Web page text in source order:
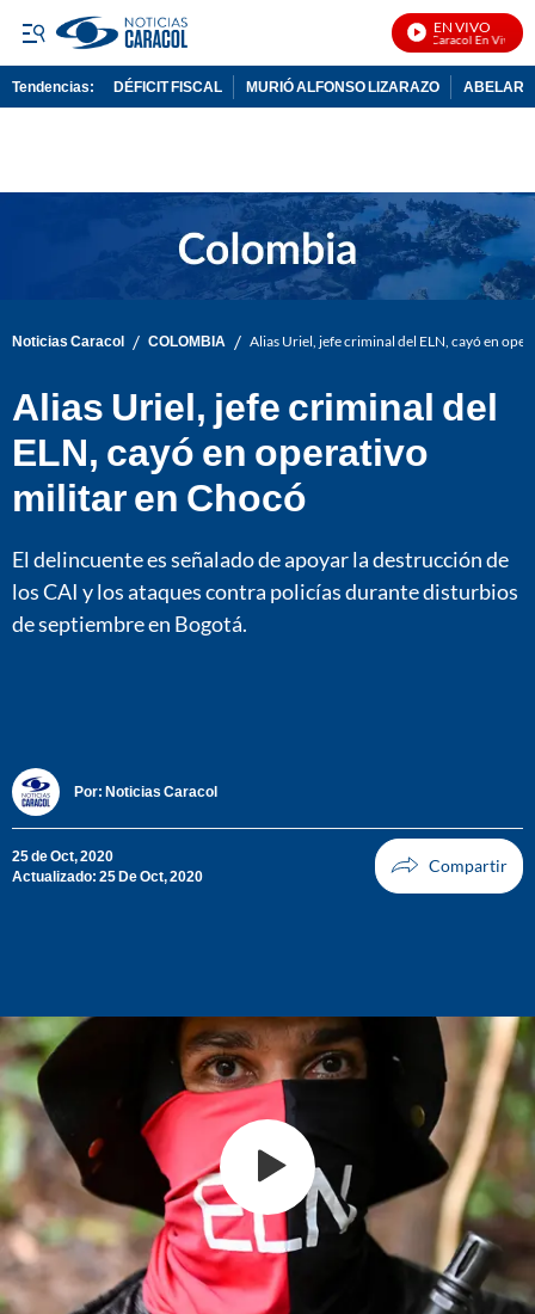
EN VIVO
Noticias Caracol En Vivo
Tendencias: DÉFICIT FISCAL MURIÓ ALFONSO LIZARAZO
Noticias Caracol / COLOMBIA / Alias Uriel, jefe criminal del ELN, cayó en
Alias Uriel, jefe criminal del
ELN, cayó en operativo
militar en Chocó
El delincuente es señalado de apoyar la destrucción de
los CAI y los ataques contra policías durante disturbios
de septiembre en Bogotá.
Por: Noticias Caracol
25 de Oct, 2020
Actualizado: 25 De Oct, 2020